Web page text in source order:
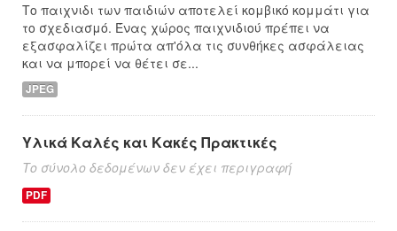
Το παιχνιδι των παιδιών αποτελεί κομβικό κομμάτι για
το σχεδιασμό. Ένας χώρος παιχνιδιού πρέπει να
εξασφαλίζει πρώτα απ'όλα τις συνθήκες ασφάλειας
και να μπορεί να θέτει σε...
JPEG
Υλικά Καλές και Κακές Πρακτικές
Το σύνολο δεδομένων δεν έχει περιγραφή
PDF